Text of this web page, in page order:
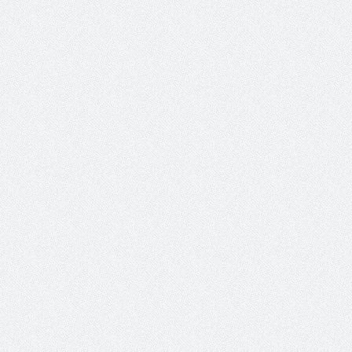
( مشعل بن عبد الله ) … عاشق
نجران
عبد العزيز.. ملك القلوب
وزير حقوق الإنسان اليمني يؤكد أن
انعقاد ملتقى (الوطن